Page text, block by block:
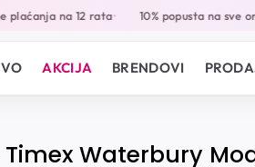
na 12 rata • 10% popusta na sve
AKCIJA BRENDOVI
Waterbury